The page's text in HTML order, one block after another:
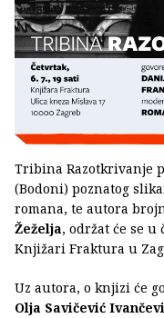
Tribina Razotkrivanje
(Bodoni) poznatog
romana, te autora
Žeželja, održat će se
Knjižari Fraktura u
Uz autora, o knjizi će
Olja Savičević